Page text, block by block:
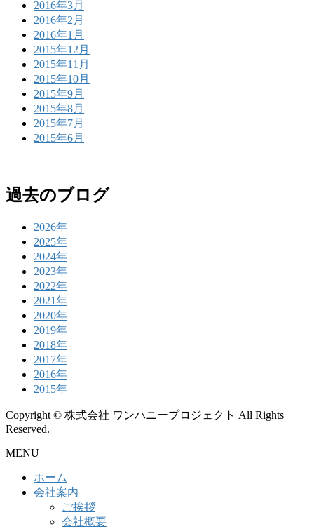
2016年3月
2016年2月
2016年1月
2015年12月
2015年11月
2015年10月
2015年9月
2015年8月
2015年7月
2015年6月
過去のブログ
2026年
2025年
2024年
2023年
2022年
2021年
2020年
2019年
2018年
2017年
2016年
2015年
Copyright © 株式会社 ワンハニープロジェクト All Rights
Reserved.
MENU
ホーム
会社案内
ご挨拶
会社概要